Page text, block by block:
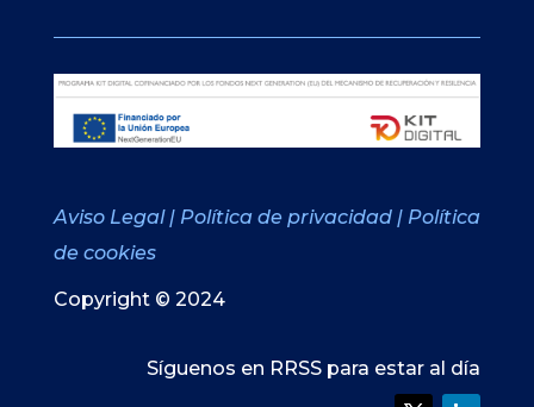
Aviso Legal | Política de privacidad | Política
de cookies
Copyright © 2024
Síguenos en RRSS para estar al día